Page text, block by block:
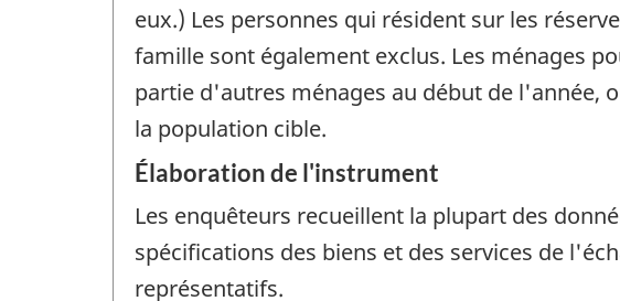
eux.) Les personnes qui résident sur les
famille sont également exclus. Les ménages
partie d'autres ménages au début de l'année,
la population cible.
Élaboration de l'instrument
Les enquêteurs recueillent la plupart des
spécifications des biens et des services de
représentatifs.